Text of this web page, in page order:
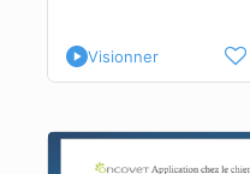
Visionner